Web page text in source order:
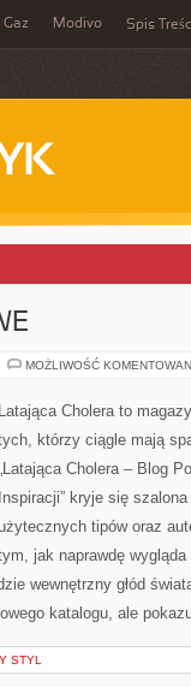
Gaz Modivo Spis
MOŻLIWOŚĆ
Latająca Cholera to
którzy ciągle mają
Cholera – Blog
Inspiracji” kryje się
tipów oraz
jak naprawdę
wewnętrzny głód
katalogu, ale
STYL